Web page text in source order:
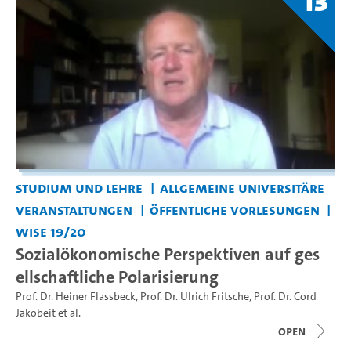
Studium und Lehre
Allgemeine universitäre
Veranstaltungen
Öffentliche Vorlesungen
WiSe 19/20
Sozialökonomische Perspektiven auf ges
ellschaftliche Polarisierung
Prof. Dr. Heiner Flassbeck, Prof. Dr. Ulrich Fritsche, Prof. Dr. Cord
Jakobeitet al.
open